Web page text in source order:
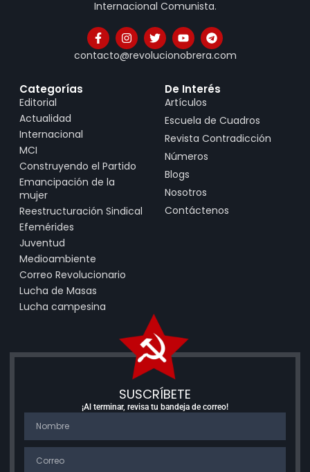
Internacional Comunista.
contacto@revolucionobrera.com
Categorías
Editorial
Actualidad
Internacional
MCI
Construyendo el Partido
Emancipación de la
mujer
Reestructuración Sindical
Efemérides
Juventud
Medioambiente
Correo Revolucionario
Lucha de Masas
Lucha campesina
De Interés
Artículos
Escuela de Cuadros
Revista Contradicción
Números
Blogs
Nosotros
Contáctenos
SUSCRÍBETE
¡Al terminar, revisa tu bandeja de correo!